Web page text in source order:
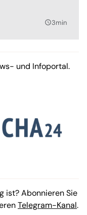
query_builder3min
und Infoportal.
ist? Abonnieren Sie
Telegram-Kanal.